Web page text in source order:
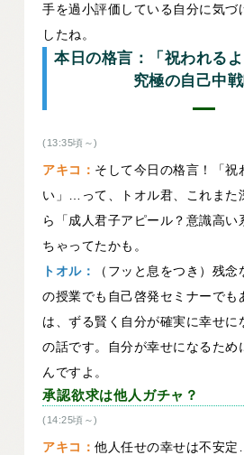
手を過小評価している自分に気づ
したね。
本日の格言：「祝われる
究極の自己中戦
(13:35頃～)
アキコ： そして今日の格言！「祝
い」…って、トオル君、これまた
ら「成人君子アピール？意識高い
ちゃってたかも。
トオル：
（フッと息をつき）残
の授業でも自己啓発セミナーでも
は、ずる賢く自分が確実に幸せに
の話です。自分が幸せになるため
んですよ。
承認欲求は他人ガチャ？
(14:25頃～)
アキコ：他人任せの幸せは不安定